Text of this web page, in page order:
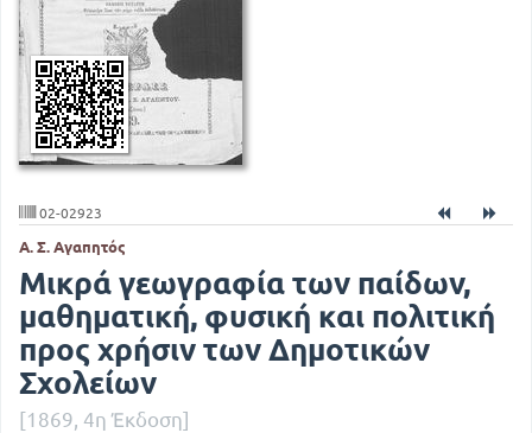
02-02923
Α. Σ. Αγαπητός
Μικρά γεωγραφία των παίδων,
μαθηματική, φυσική και πολιτική
προς χρήσιν των Δημοτικών
Σχολείων
[1869, 4η Έκδοση]